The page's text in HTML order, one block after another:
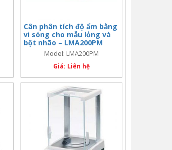
Cân phân tích độ ẩm bằng
vi sóng cho mẫu lỏng và
bột nhão – LMA200PM
Model: LMA200PM
Giá: Liên hệ